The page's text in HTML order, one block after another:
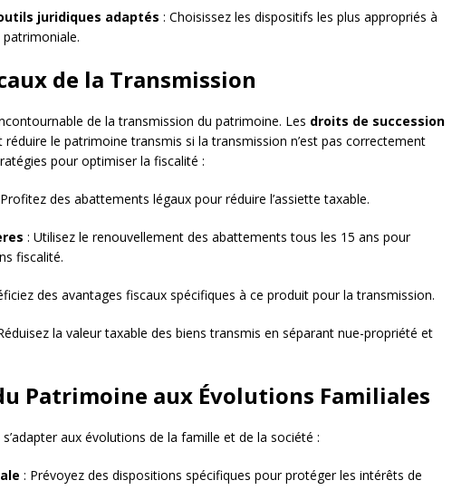
juridiques adaptés : Choisissez les dispositifs les plus appropriés à
de la Transmission
de la transmission du patrimoine. Les droits de succession
le patrimoine transmis si la transmission n’est pas correctement
pour optimiser la fiscalité :
des abattements légaux pour réduire l’assiette taxable.
: Utilisez le renouvellement des abattements tous les 15 ans pour
fiscalité.
des avantages fiscaux spécifiques à ce produit pour la transmission.
la valeur taxable des biens transmis en séparant nue-propriété et
Patrimoine aux Évolutions Familiales
aux évolutions de la famille et de la société :
: Prévoyez des dispositions spécifiques pour protéger les intérêts de